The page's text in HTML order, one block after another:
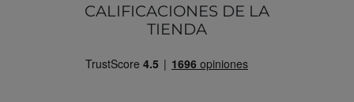
CALIFICACIONES DE LA
TIENDA